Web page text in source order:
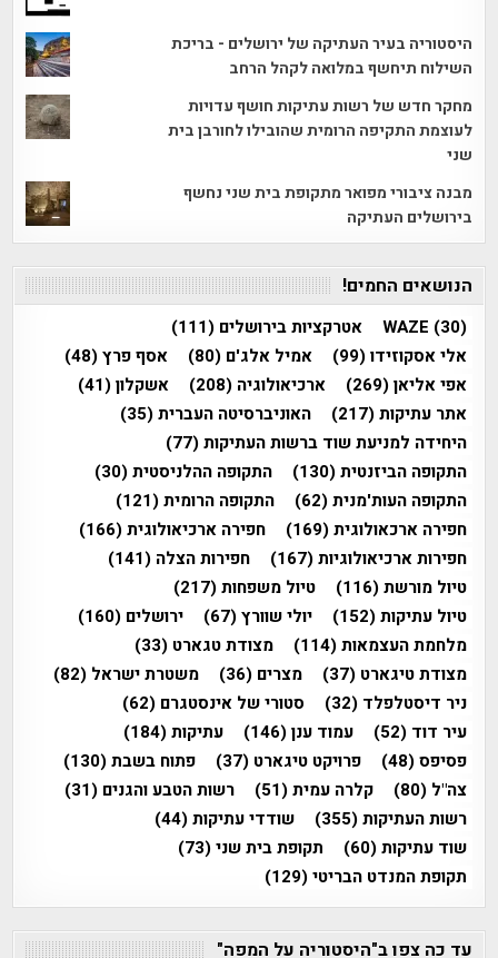
היסטוריה בעיר העתיקה של ירושלים - בריכת
השילוח תיחשף במלואה לקהל הרחב
מחקר חדש של רשות עתיקות חושף עדויות
לעוצמת התקיפה הרומית שהובילו לחורבן בית
שני
מבנה ציבורי מפואר מתקופת בית שני נחשף
בירושלים העתיקה
הנושאים החמים!
WAZE (30) אטרקציות בירושלים (111)
אלי אסקוזידו(99) אמיל אלג'ם (80) אסף פרץ(48)
אפי אליאן(269) ארכיאולוגיה (208) אשקלון(41)
אתר עתיקות(217) האוניברסיטה העברית(35)
היחידה למניעת שוד ברשות העתיקות(77)
התקופה הביזנטית(130) התקופה ההלניסטית(30)
התקופה העות'מנית(62) התקופה הרומית(121)
חפירה ארכאולוגית(169) חפירה ארכיאולוגית(166)
חפירות ארכיאולוגיות(167) חפירות הצלה (141)
טיול מורשת(116) טיול משפחות(217)
טיול עתיקות(152) יולי שוורץ(67) ירושלים (160)
מלחמת העצמאות(114) מצודת טגארט (33)
מצודת טיגארט (37) מצרים (36) משטרת ישראל (82)
ניר דיסטלפלד (32) סטורי של אינסטגרם (62)
עיר דוד (52) עמוד ענן(146) עתיקות(184)
פסיפס(48) פרויקט טיגארט (37) פתוח בשבת(130)
צה"ל (80) קלרה עמית(51) רשות הטבע והגנים (31)
רשות העתיקות(355) שודדי עתיקות(44)
שוד עתיקות(60) תקופת בית שני(73)
תקופת המנדט הבריטי(129)
עד כה צפו ב"היסטוריה על המפה"